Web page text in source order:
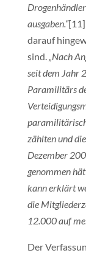
ausgaben.“
darauf
sind.„Nach
seit dem Jahr
Paramilitärs
zählten und
Dezember
genommen
kann erklärt
die
12.000 auf
Der